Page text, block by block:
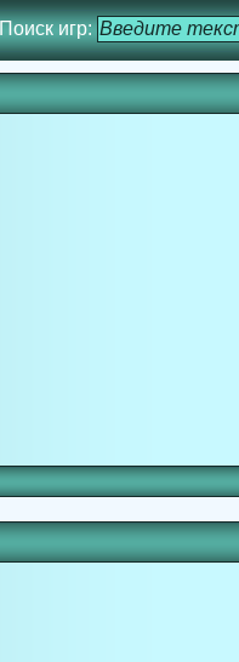
Поиск игр: